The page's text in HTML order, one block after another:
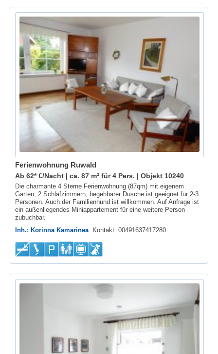
Ferienwohnung Ruwald
Ab 62* €/Nacht | ca. 87 m² für 4 Pers. | Objekt 10240
Die charmante 4 Sterne Ferienwohnung (87qm) mit eigenem
Garten, 2 Schlafzimmern, begehbarer Dusche ist geeignet für 2-3
Personen. Auch der Familienhund ist willkommen. Auf Anfrage ist
ein außenliegendes Miniappartement für eine weitere Person
zubuchbar.
Inh.: Korinna Kamarinea Kontakt: 00491637417280